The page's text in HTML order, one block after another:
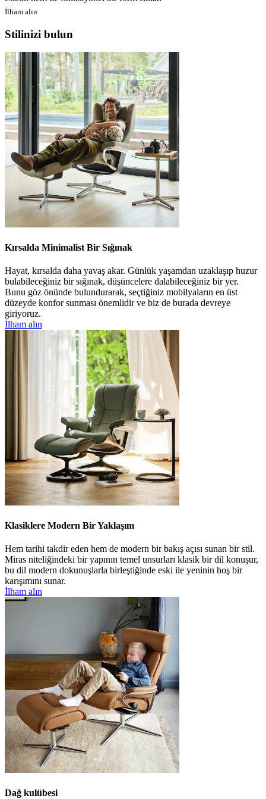
İlham alın
Stilinizi bulun
Kırsalda Minimalist Bir Sığınak
Hayat, kırsalda daha yavaş akar. Günlük yaşamdan uzaklaşıp huzur
bulabileceğiniz bir sığınak, düşüncelere dalabileceğiniz bir yer.
Bunu göz önünde bulundurarak, seçtiğiniz mobilyaların en üst
düzeyde konfor sunması önemlidir ve biz de burada devreye
giriyoruz.
İlham alın
Klasiklere Modern Bir Yaklaşım
Hem tarihi takdir eden hem de modern bir bakış açısı sunan bir stil.
Miras niteliğindeki bir yapının temel unsurları klasik bir dil konuşur,
bu dil modern dokunuşlarla birleştiğinde eski ile yeninin hoş bir
karışımını sunar.
İlham alın
Dağ kulübesi